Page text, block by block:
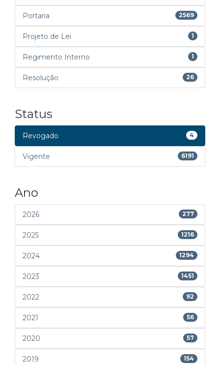
Portaria 2569
Projeto de Lei 1
Regimento Interno 1
Resolução 26
Status
Revogado 4
Vigente 6191
Ano
2026 277
2025 1216
2024 1294
2023 1451
2022 92
2021 56
2020 57
2019 154